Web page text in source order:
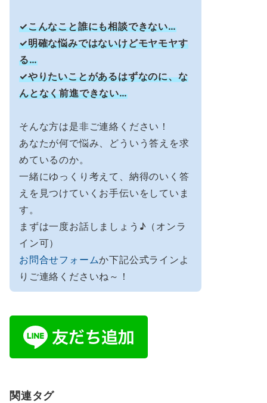
✓こんなこと誰にも相談できない…
✓明確な悩みではないけどモヤモヤす
る…
✓やりたいことがあるはずなのに、な
んとなく前進できない…
そんな方は是非ご連絡ください！
あなたが何で悩み、どういう答えを求
めているのか。
一緒にゆっくり考えて、納得のいく答
えを見つけていくお手伝いをしていま
す。
まずは一度お話しましょう♪（オンラ
イン可）
お問合せフォームか下記公式ラインよ
りご連絡くださいね～！
関連タグ